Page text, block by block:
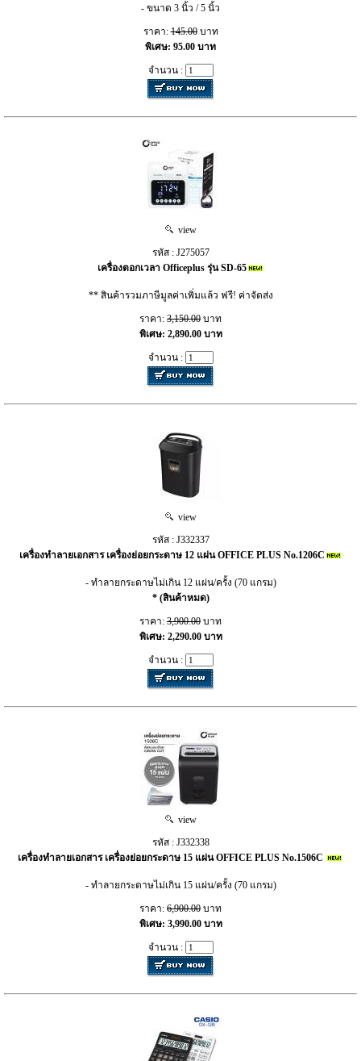
- ขนาด 3 นิ้ว / 5 นิ้ว
ราคา:145.00บาท
พิเศษ: 95.00 บาท
จำนวน :
view
รหัส : J275057
เครื่องตอกเวลา Officeplus รุ่น SD-65
** สินค้ารวมภาษีมูลค่าเพิ่มแล้ว ฟรี! ค่าจัดส่ง
ราคา: 3,150.00 บาท
พิเศษ: 2,890.00 บาท
จำนวน :
view
รหัส : J332337
เครื่องทำลายเอกสาร เครื่องย่อยกระดาษ 12 แผ่น OFFICE PLUS No.1206C
- ทำลายกระดาษไม่เกิน 12 แผ่น/ครั้ง (70 แกรม)
* (สินค้าหมด)
ราคา: 3,900.00 บาท
พิเศษ: 2,290.00 บาท
จำนวน :
view
รหัส : J332338
เครื่องทำลายเอกสาร เครื่องย่อยกระดาษ 15 แผ่น OFFICE PLUS No.1506C
- ทำลายกระดาษไม่เกิน 15 แผ่น/ครั้ง (70 แกรม)
ราคา: 6,900.00 บาท
พิเศษ: 3,990.00 บาท
จำนวน :